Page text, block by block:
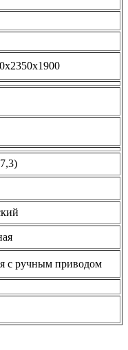
с ручным приводом